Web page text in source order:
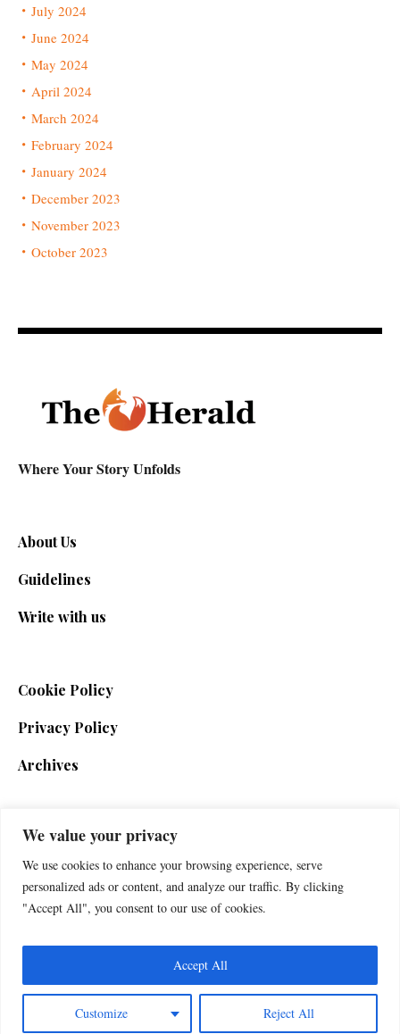
We value your privacy
We use cookies to enhance your browsing experience, serve
personalized ads or content, and analyze our traffic. By clicking
"Accept All", you consent to our use of cookies.
Customize Reject All
Accept All
July 2024
June 2024
May 2024
April 2024
March 2024
February 2024
January 2024
December 2023
November 2023
October 2023
Where Your Story Unfolds
About Us
Guidelines
Write with us
Cookie Policy
Privacy Policy
Archives
SIGN UP FOR THE NEWSLETTER